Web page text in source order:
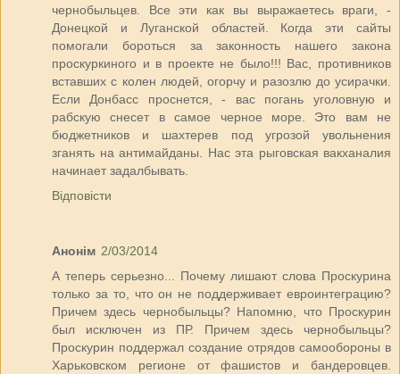
чернобыльцев. Все эти как вы выражаетесь враги, -
Донецкой и Луганской областей. Когда эти сайты
помогали бороться за законность нашего закона
проскуркиного и в проекте не было!!! Вас, противников
вставших с колен людей, огорчу и разозлю до усирачки.
Если Донбасс проснется, - вас погань уголовную и
рабскую снесет в самое черное море. Это вам не
бюджетников и шахтерев под угрозой увольнения
зганять на антимайданы. Нас эта рыговская вакханалия
начинает задалбывать.
Відповісти
Анонім 2/03/2014
А теперь серьезно... Почему лишают слова Проскурина
только за то, что он не поддерживает евроинтеграцию?
Причем здесь чернобыльцы? Напомню, что Проскурин
был исключен из ПР. Причем здесь чернобыльцы?
Проскурин поддержал создание отрядов самообороны в
Харьковском регионе от фашистов и бандеровцев.